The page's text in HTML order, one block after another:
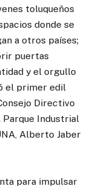
toluqueños
donde se
a otros países;
puertas
y el orgullo
el primer edil
Directivo
Industrial
Alberto Jaber
para impulsar